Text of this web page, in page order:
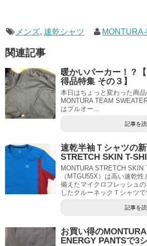
メンズ, 速乾シャツ
関連記事
暖かいパーカー！？
得品特集 その３】
本日はちょっと変わった商品
MONTURA TEAM
はプルオー...
記事を
速乾半袖Ｔシャツの
STRETCH SKIN T-
MONTURA STRETCH SKIN
（MTGU55X）は高い速乾
備えたマイクロフレッシュ
したクルーネックＴシャツで
記事を
お買い得の
ENERGY PANTSで3